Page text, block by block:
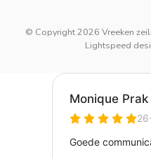
© Copyright 2026 Vreeken
Lightspeed